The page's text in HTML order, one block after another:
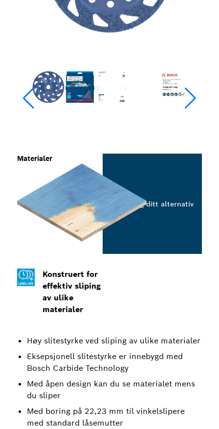
Konstruert for
effektiv sliping
av ulike
materialer
Høy slitestyrke ved sliping av ulike materialer
Eksepsjonell slitestyrke er innebygd med
Bosch Carbide Technology
Med åpen design kan du se materialet mens
du sliper
Med boring på 22,23 mm til vinkelslipere
med standard låsemutter
Materialer
Velg ditt alternativ